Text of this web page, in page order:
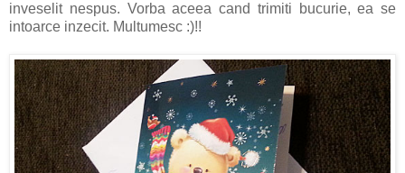
inveselit nespus. Vorba aceea cand trimiti bucurie, ea se
intoarce inzecit. Multumesc :)!!